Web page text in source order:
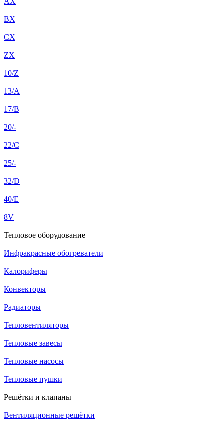
BX
CX
ZX
10/Z
13/A
17/B
20/-
22/C
25/-
32/D
40/E
8V
Тепловое оборудование
Инфракрасные обогреватели
Калориферы
Конвекторы
Радиаторы
Тепловентиляторы
Тепловые завесы
Тепловые насосы
Тепловые пушки
Решётки и клапаны
Вентиляционные решётки